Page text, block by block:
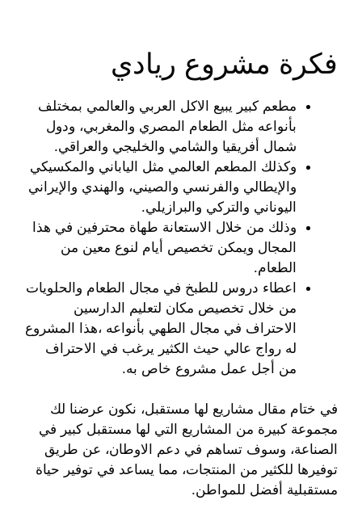
فكرة مشروع ريادي
مطعم كبير يبيع الاكل العربي والعالمي بمختلف
بأنواعه مثل الطعام المصري والمغربي، ودول
شمال أفريقيا والشامي والخليجي والعراقي.
وكذلك المطعم العالمي مثل الياباني والمكسيكي
والإيطالي والفرنسي والصيني، والهندي والإيراني
اليوناني والتركي والبرازيلي.
وذلك من خلال الاستعانة طهاة محترفين في هذا
المجال ويمكن تخصيص أيام لنوع معين من
الطعام.
اعطاء دروس للطبخ في مجال الطعام والحلويات
من خلال تخصيص مكان لتعليم الدارسين
الاحتراف في مجال الطهي بأنواعه ،هذا المشروع
له رواج عالي حيث الكثير يرغب في الاحتراف
من أجل عمل مشروع خاص به.
في ختام مقال مشاريع لها مستقبل، نكون عرضنا لك
مجموعة كبيرة من المشاريع التي لها مستقبل كبير في
الصناعة، وسوف تساهم في دعم الاوطان، عن طريق
توفيرها للكثير من المنتجات، مما يساعد في توفير حياة
مستقبلية أفضل للمواطن.